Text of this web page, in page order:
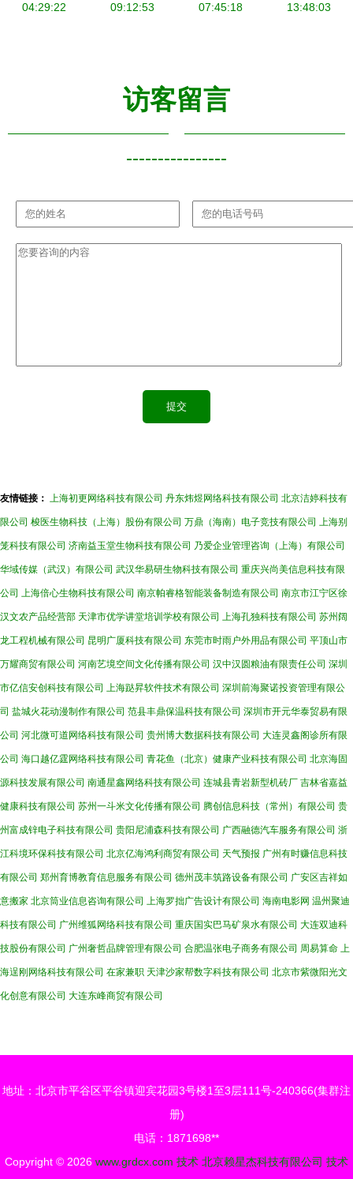
控中发挥的
04:29:22
精准技术引
09:12:53
07:45:18
助推三农信
13:48:03
访客留言
----------------
友情链接： 上海初更网络科技有限公司 丹东炜煜网络科技有限公司 北京洁婷科技有
限公司 梭医生物科技（上海）股份有限公司 万鼎（海南）电子竞技有限公司 上海别
笼科技有限公司 济南益玉堂生物科技有限公司 乃爱企业管理咨询（上海）有限公司
华域传媒（武汉）有限公司 武汉华易研生物科技有限公司 重庆兴尚美信息科技有限
公司 上海倍心生物科技有限公司 南京帕睿格智能装备制造有限公司 南京市江宁区徐
汉文农产品经营部 天津市优学讲堂培训学校有限公司 上海孔独科技有限公司 苏州阔
龙工程机械有限公司 昆明广厦科技有限公司 东莞市时雨户外用品有限公司 平顶山市
万耀商贸有限公司 河南艺境空间文化传播有限公司 汉中汉圆粮油有限责任公司 深圳
市亿信安创科技有限公司 上海跶昇软件技术有限公司 深圳前海聚诺投资管理有限公
司 盐城火花动漫制作有限公司 范县丰鼎保温科技有限公司 深圳市开元华泰贸易有限
公司 河北微可道网络科技有限公司 贵州博大数据科技有限公司 大连灵鑫阁诊所有限
公司 海口越亿霆网络科技有限公司 青花鱼（北京）健康产业科技有限公司 北京海固
源科技发展有限公司 南通星鑫网络科技有限公司 连城县青岩新型机砖厂 吉林省嘉益
健康科技有限公司 苏州一斗米文化传播有限公司 腾创信息科技（常州）有限公司 贵
州富成锌电子科技有限公司 贵阳尼浦森科技有限公司 广西融德汽车服务有限公司 浙
江科境环保科技有限公司 北京亿海鸿利商贸有限公司 天气预报 广州有时赚信息科技
有限公司 郑州育博教育信息服务有限公司 德州茂丰筑路设备有限公司 广安区吉祥如
意搬家 北京筒业信息咨询有限公司 上海罗拙广告设计有限公司 海南电影网 温州聚迪
科技有限公司 广州维狐网络科技有限公司 重庆国实巴马矿泉水有限公司 大连双迪科
技股份有限公司 广州奢哲品牌管理有限公司 合肥温张电子商务有限公司 周易算命 上
海逞刚网络科技有限公司 在家兼职 天津沙家帮数字科技有限公司 北京市紫微阳光文
化创意有限公司 大连东峰商贸有限公司
地址：北京市平谷区平谷镇迎宾花园3号楼1至3层111号-240366(集群注
册)
电话：1871698**
Copyright © 2026 www.grdcx.com 技术 北京赖星杰科技有限公司 技术